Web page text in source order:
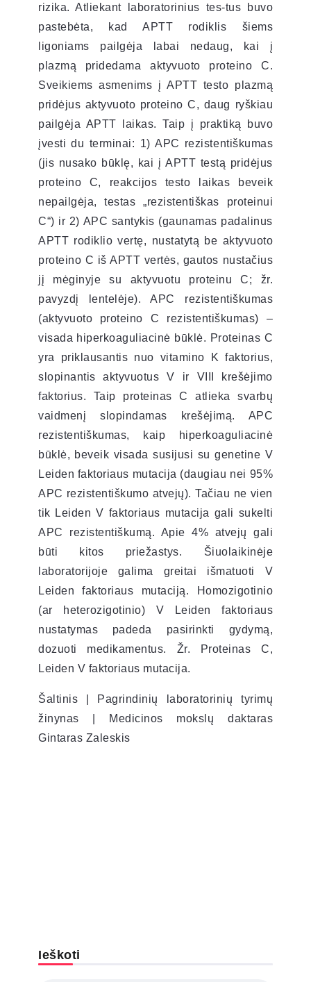
rizika. Atliekant laboratorinius tes-tus buvo
pastebėta, kad APTT rodiklis šiems
ligoniams pailgėja labai nedaug, kai į
plazmą pridedama aktyvuoto proteino C.
Sveikiems asmenims į APTT testo plazmą
pridėjus aktyvuoto proteino C, daug ryškiau
pailgėja APTT laikas. Taip į praktiką buvo
įvesti du terminai: 1) APC rezistentiškumas
(jis nusako būklę, kai į APTT testą pridėjus
proteino C, reakcijos testo laikas beveik
nepailgėja, testas „rezistentiškas proteinui
C“) ir 2) APC santykis (gaunamas padalinus
APTT rodiklio vertę, nustatytą be aktyvuoto
proteino C iš APTT vertės, gautos nustačius
jį mėginyje su aktyvuotu proteinu C; žr.
pavyzdį lentelėje). APC rezistentiškumas
(aktyvuoto proteino C rezistentiškumas) –
visada hiperkoaguliacinė būklė. Proteinas C
yra priklausantis nuo vitamino K faktorius,
slopinantis aktyvuotus V ir VIII krešėjimo
faktorius. Taip proteinas C atlieka svarbų
vaidmenį slopindamas krešėjimą. APC
rezistentiškumas, kaip hiperkoaguliacinė
būklė, beveik visada susijusi su genetine V
Leiden faktoriaus mutacija (daugiau nei 95%
APC rezistentiškumo atvejų). Tačiau ne vien
tik Leiden V faktoriaus mutacija gali sukelti
APC rezistentiškumą. Apie 4% atvejų gali
būti kitos priežastys. Šiuolaikinėje
laboratorijoje galima greitai išmatuoti V
Leiden faktoriaus mutaciją. Homozigotinio
(ar heterozigotinio) V Leiden faktoriaus
nustatymas padeda pasirinkti gydymą,
dozuoti medikamentus. Žr. Proteinas C,
Leiden V faktoriaus mutacija.
Šaltinis | Pagrindinių laboratorinių tyrimų
žinynas | Medicinos mokslų daktaras
Gintaras Zaleskis
Ieškoti